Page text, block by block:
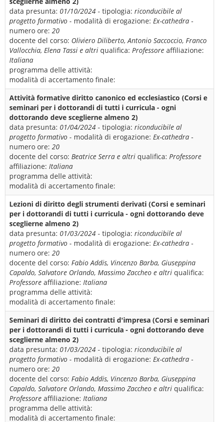
data presunta: 01/10/2024 - tipologia: riconducibile al
progetto formativo - modalità di erogazione: Ex-cathedra -
numero ore: 20
docente del corso: Oliviero Diliberto, Antonio Saccoccio, Franco
Vallocchia, Elena Tassi e altri qualifica: Professore affiliazione:
Italiana
programma delle attività:
modalità di accertamento finale:
Attività formative diritto canonico ed ecclesiastico (Corsi e
seminari per i dottorandi di tutti i curricula - ogni
dottorando deve sceglierne almeno 2)
data presunta: 01/04/2024 - tipologia: riconducibile al
progetto formativo - modalità di erogazione: Ex-cathedra -
numero ore: 20
docente del corso: Beatrice Serra e altri qualifica: Professore
affiliazione: Italiana
programma delle attività:
modalità di accertamento finale:
Lezioni di diritto degli strumenti derivati (Corsi e seminari
per i dottorandi di tutti i curricula - ogni dottorando deve
sceglierne almeno 2)
data presunta: 01/03/2024 - tipologia: riconducibile al
progetto formativo - modalità di erogazione: Ex-cathedra -
numero ore: 20
docente del corso: Fabio Addis, Vincenzo Barba, Giuseppina
Capaldo, Salvatore Orlando, Massimo Zaccheo e altri qualifica:
Professore affiliazione: Italiana
programma delle attività:
modalità di accertamento finale:
Seminari di diritto dei contratti d'impresa (Corsi e seminari
per i dottorandi di tutti i curricula - ogni dottorando deve
sceglierne almeno 2)
data presunta: 01/03/2024 - tipologia: riconducibile al
progetto formativo - modalità di erogazione: Ex-cathedra -
numero ore: 20
docente del corso: Fabio Addis, Vincenzo Barba, Giuseppina
Capaldo, Salvatore Orlando, Massimo Zaccheo e altri qualifica:
Professore affiliazione: Italiana
programma delle attività:
modalità di accertamento finale: